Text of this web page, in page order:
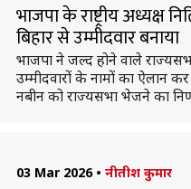
भाजपा के राष्ट्रीय अध्यक्ष
बिहार से उम्मीदवार बनाया
भाजपा ने जल्द होने वाले
उम्मीदवारों के नामों का ऐलान कर
नबीन को राज्यसभा भेजने का
03 Mar 2026 • नीतीश कुमार